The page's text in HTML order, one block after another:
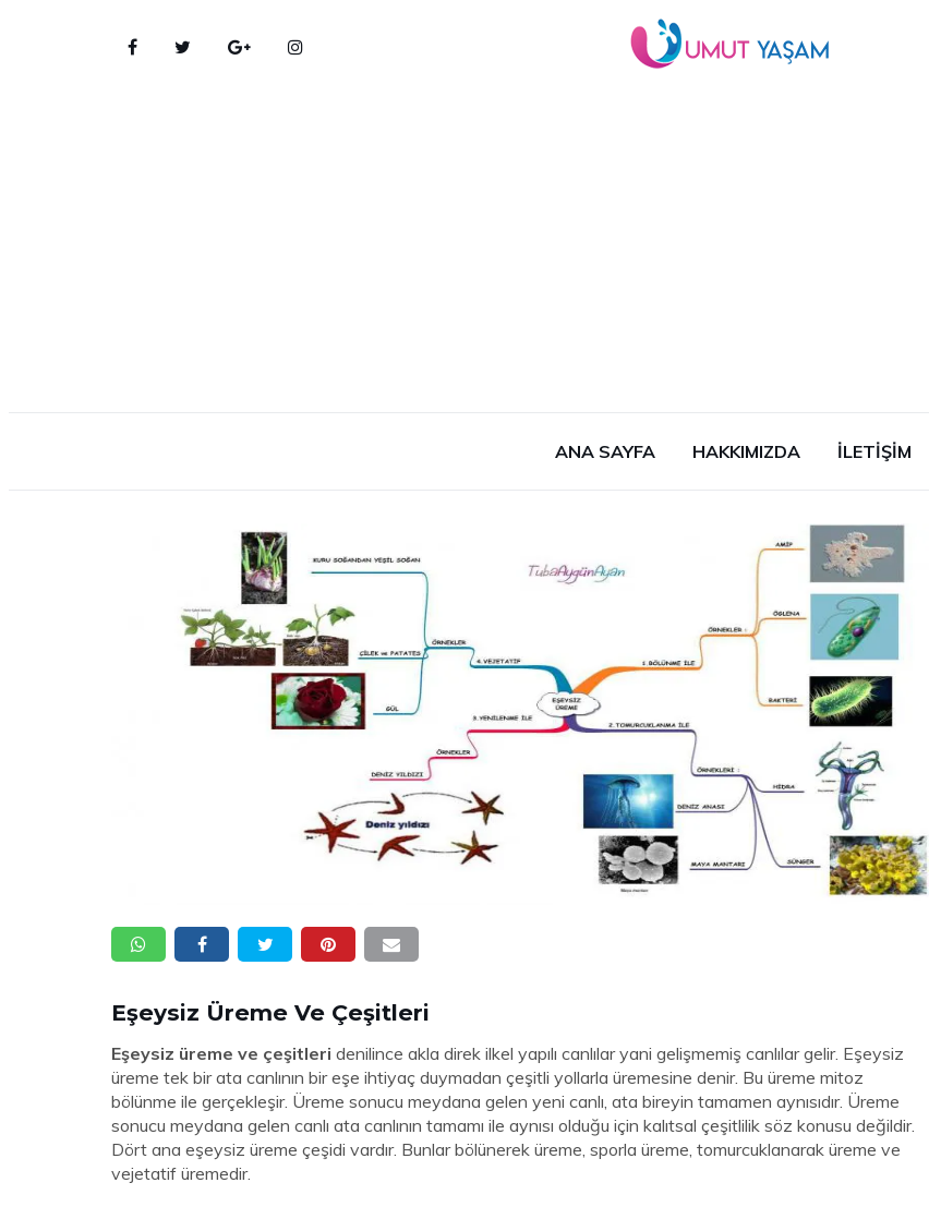
ANA SAYFA HAKKIMIZDA İLETIŞIM
Eşeysiz Üreme Ve Çeşitleri
Eşeysiz üreme ve çeşitleri denilince akla direk ilkel yapılı canlılar yani gelişmemiş canlılar gelir. Eşeysiz
üreme tek bir ata canlının bir eşe ihtiyaç duymadan çeşitli yollarla üremesine denir. Bu üreme mitoz
bölünme ile gerçekleşir. Üreme sonucu meydana gelen yeni canlı, ata bireyin tamamen aynısıdır. Üreme
sonucu meydana gelen canlı ata canlının tamamı ile aynısı olduğu için kalıtsal çeşitlilik söz konusu değildir.
Dört ana eşeysiz üreme çeşidi vardır. Bunlar bölünerek üreme, sporla üreme, tomurcuklanarak üreme ve
vejetatif üremedir.